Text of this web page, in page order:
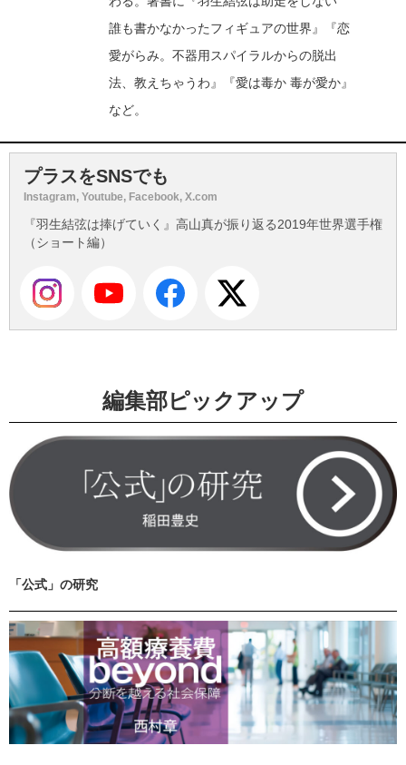
誰も書かなかったフィギュアの世界』『恋
愛がらみ。不器用スパイラルからの脱出
法、教えちゃうわ』『愛は毒か 毒が愛か』
など。
プラスをSNSでも
Instagram, Youtube, Facebook, X.com
『羽生結弦は捧げていく』高山真が振り返る2019年世界選手権
（ショート編）
編集部ピックアップ
「公式」の研究